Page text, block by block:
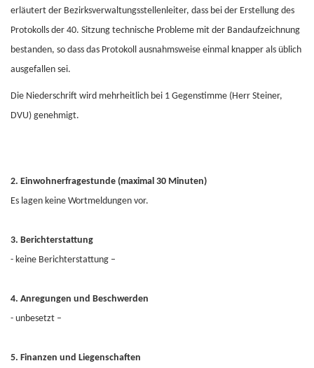
erläutert der Bezirksverwaltungsstellenleiter, dass bei der Erstellung des
Protokolls der 40. Sitzung technische Probleme mit der Bandaufzeichnung
bestanden, so dass das Protokoll ausnahmsweise einmal knapper als üblich
ausgefallen sei.
Die Niederschrift wird mehrheitlich bei 1 Gegenstimme (Herr Steiner,
DVU) genehmigt.
2. Einwohnerfragestunde (maximal 30 Minuten)
Es lagen keine Wortmeldungen vor.
3. Berichterstattung
- keine Berichterstattung –
4. Anregungen und Beschwerden
- unbesetzt –
5. Finanzen und Liegenschaften